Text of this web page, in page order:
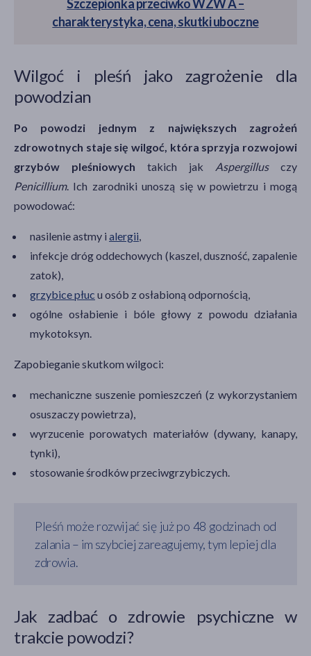
Szczepionka przeciwko WZW A –
charakterystyka, cena, skutki uboczne
Wilgoć i pleśń jako zagrożenie dla
powodzian
Po powodzi jednym z największych zagrożeń
zdrowotnych staje się wilgoć, która sprzyja rozwojowi
grzybów pleśniowych takich jak Aspergillusczy
Penicillium. Ich zarodniki unoszą się w powietrzu i mogą
powodować:
nasilenie astmy i alergii,
infekcje dróg oddechowych (kaszel, duszność, zapalenie
zatok),
grzybice płuc u osób z osłabioną odpornością,
ogólne osłabienie i bóle głowy z powodu działania
mykotoksyn.
Zapobieganie skutkom wilgoci:
mechaniczne suszenie pomieszczeń (z wykorzystaniem
osuszaczy powietrza),
wyrzucenie porowatych materiałów (dywany, kanapy,
tynki),
stosowanie środków przeciwgrzybiczych.
Pleśń może rozwijać się już po 48 godzinach od
zalania – im szybciej zareagujemy, tym lepiej dla
zdrowia.
Jak zadbać o zdrowie psychiczne w
trakcie powodzi?